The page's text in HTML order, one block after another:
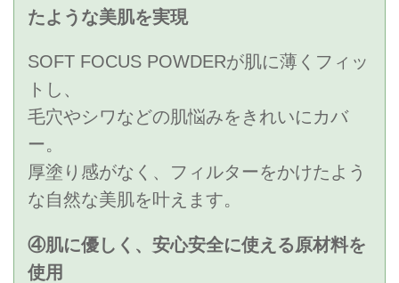
たような美肌を実現
SOFT FOCUS POWDERが肌に薄くフィッ
トし、
毛穴やシワなどの肌悩みをきれいにカバ
ー。
厚塗り感がなく、フィルターをかけたよう
な自然な美肌を叶えます。
④肌に優しく、安心安全に使える原材料を
使用